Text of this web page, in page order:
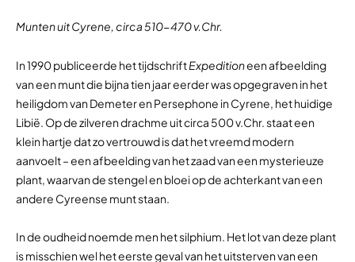
Munten uit Cyrene, circa 510-470 v.Chr.
In 1990 publiceerde het tijdschriftExpeditioneen afbeelding
van een munt die bijna tien jaar eerder was opgegraven in het
heiligdom van Demeter en Persephone in Cyrene, het huidige
Libië. Op de zilveren drachme uit circa 500 v.Chr. staat een
klein hartje dat zo vertrouwd is dat het vreemd modern
aanvoelt – een afbeelding van het zaad van een mysterieuze
plant, waarvan de stengel en bloei op de achterkant van een
andere Cyreense munt staan.
In de oudheid noemde men het silphium. Het lot van deze plant
is misschien wel het eerste geval van het uitsterven van een